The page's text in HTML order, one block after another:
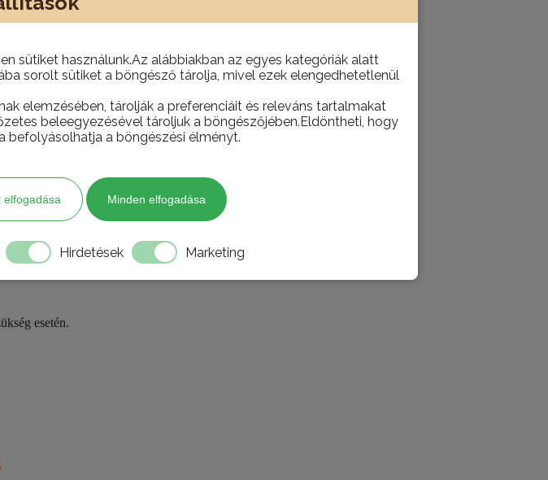
sütiket használunk.Az alábbiakban az egyes kategóriák alatt
sorolt sütiket a böngésző tárolja, mivel ezek elengedhetetlenül
elemzésében, tárolják a preferenciáit és releváns tartalmakat
beleegyezésével tároljuk a böngészőjében.Eldöntheti, hogy
befolyásolhatja a böngészési élményt.
elfogadása Minden elfogadása
Hirdetések Marketing
esetén.